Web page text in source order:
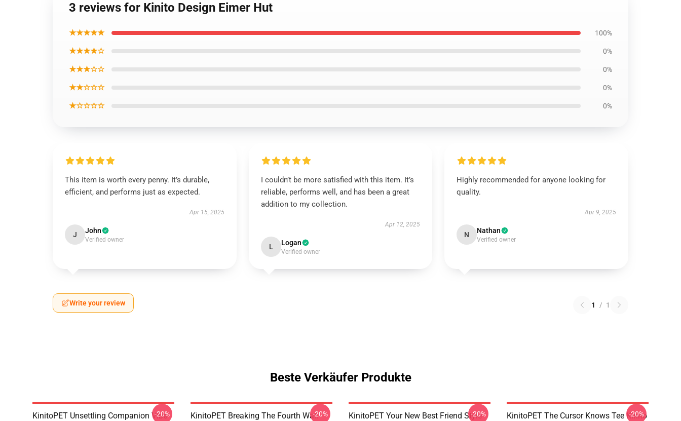
3 reviews for Kinito Design Eimer Hut
★★★★★ 100%
★★★★☆ 0%
★★★☆☆ 0%
★★☆☆☆ 0%
★☆☆☆☆ 0%
This item is worth every penny. It’s durable,
efficient, and performs just as expected.
Apr 15, 2025
J John
Verified owner
I couldn’t be more satisfied with this item. It’s
reliable, performs well, and has been a great
addition to my collection.
Apr 12, 2025
L Logan
Verified owner
Highly recommended for anyone looking for
quality.
Apr 9, 2025
N Nathan
Verified owner
Write your review 1 / 1
Beste Verkäufer Produkte
KinitoPET Unsettling Companion Vibe
-20%
KinitoPET Breaking The Fourth Wall-20%
KinitoPET Your New Best Friend Style
-20%
KinitoPET The Cursor Knows Tee Kinito
-20%